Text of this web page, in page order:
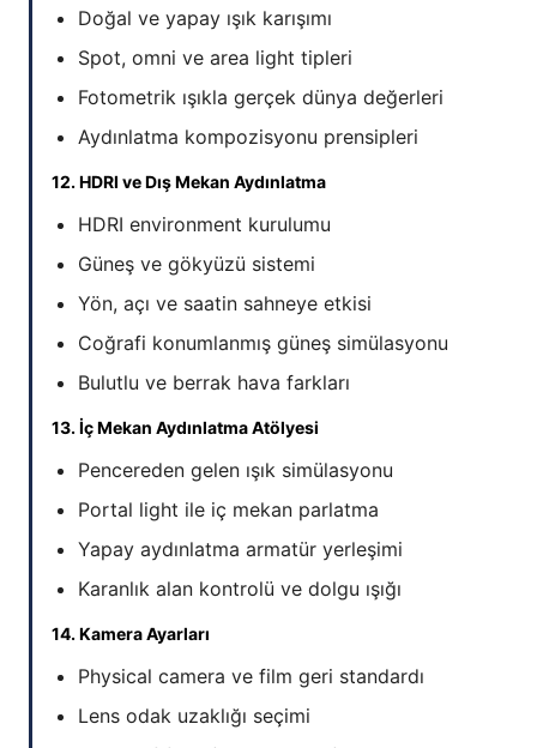
Doğal ve yapay ışık karışımı
Spot, omni ve area light tipleri
Fotometrik ışıkla gerçek dünya değerleri
Aydınlatma kompozisyonu prensipleri
12. HDRI ve Dış Mekan Aydınlatma
HDRI environment kurulumu
Güneş ve gökyüzü sistemi
Yön, açı ve saatin sahneye etkisi
Coğrafi konumlanmış güneş simülasyonu
Bulutlu ve berrak hava farkları
13. İç Mekan Aydınlatma Atölyesi
Pencereden gelen ışık simülasyonu
Portal light ile iç mekan parlatma
Yapay aydınlatma armatür yerleşimi
Karanlık alan kontrolü ve dolgu ışığı
14. Kamera Ayarları
Physical camera ve film geri standardı
Lens odak uzaklığı seçimi